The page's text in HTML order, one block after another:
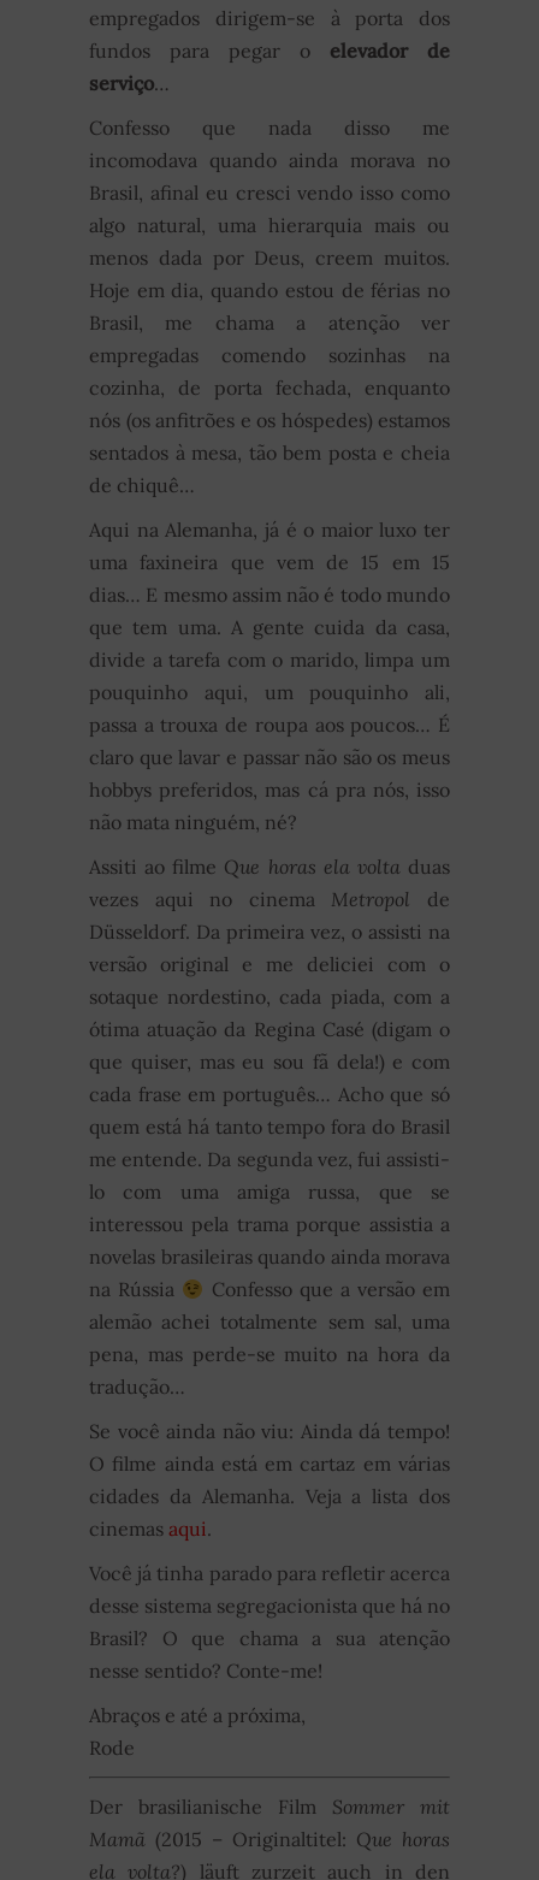
empregados dirigem-se à porta dos
fundos para pegar o elevador de
serviço…
Confesso que nada disso me
incomodava quando ainda morava no
Brasil, afinal eu cresci vendo isso como
algo natural, uma hierarquia mais ou
menos dada por Deus, creem muitos.
Hoje em dia, quando estou de férias no
Brasil, me chama a atenção ver
empregadas comendo sozinhas na
cozinha, de porta fechada, enquanto
nós (os anfitrões e os hóspedes) estamos
sentados à mesa, tão bem posta e cheia
de chiquê…
Aqui na Alemanha, já é o maior luxo ter
uma faxineira que vem de 15 em 15
dias… E mesmo assim não é todo mundo
que tem uma. A gente cuida da casa,
divide a tarefa com o marido, limpa um
pouquinho aqui, um pouquinho ali,
passa a trouxa de roupa aos poucos… É
claro que lavar e passar não são os meus
hobbys preferidos, mas cá pra nós, isso
não mata ninguém, né?
Assiti ao filme Que horas ela voltaduas
vezes aqui no cinema Metropol de
Düsseldorf. Da primeira vez, o assisti na
versão original e me deliciei com o
sotaque nordestino, cada piada, com a
ótima atuação da Regina Casé (digam o
que quiser, mas eu sou fã dela!) e com
cada frase em português… Acho que só
quem está há tanto tempo fora do Brasil
me entende. Da segunda vez, fui assisti-
lo com uma amiga russa, que se
interessou pela trama porque assistia a
novelas brasileiras quando ainda morava
na Rússia
Confesso que a versão em
alemão achei totalmente sem sal, uma
pena, mas perde-se muito na hora da
tradução…
Se você ainda não viu: Ainda dá tempo!
O filme ainda está em cartaz em várias
cidades da Alemanha. Veja a lista dos
cinemas aqui.
Você já tinha parado para refletir acerca
desse sistema segregacionista que há no
Brasil? O que chama a sua atenção
nesse sentido? Conte-me!
Abraços e até a próxima,
Rode
Der brasilianische Film Sommer mit
Mamã (2015 – Originaltitel: Que horas
ela volta?) läuft zurzeit auch in den